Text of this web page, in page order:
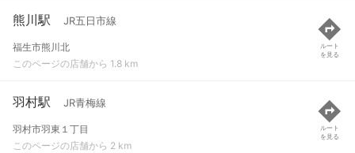
熊川駅 JR五日市線
福生市熊川北
このページの店舗から 1.8 km
ルート
を見る
羽村駅 JR青梅線
羽村市羽東１丁目
このページの店舗から 2 km
ルート
を見る